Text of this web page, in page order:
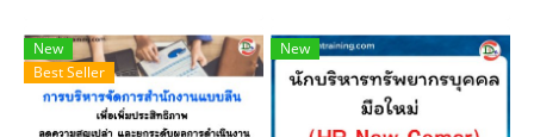
New
Best Seller
New